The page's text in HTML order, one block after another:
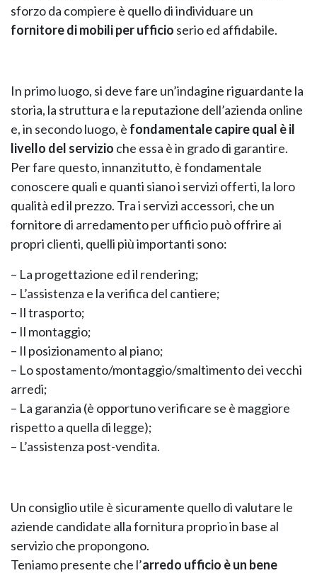
KOROS –
GIANO WOOD –
sforzo da compiere è quello di individuare un
fornitore di mobili per ufficio serio ed affidabile.
In primo luogo, si deve fare un’indagine riguardante la
storia, la struttura e la reputazione dell’azienda online
e, in secondo luogo, è fondamentale capire qual è il
livello del servizio che essa è in grado di garantire.
Per fare questo, innanzitutto, è fondamentale
conoscere quali e quanti siano i servizi offerti, la loro
qualità ed il prezzo. Tra i servizi accessori, che un
fornitore di arredamento per ufficio può offrire ai
propri clienti, quelli più importanti sono:
– La progettazione ed il rendering;
– L’assistenza e la verifica del cantiere;
– Il trasporto;
– Il montaggio;
– Il posizionamento al piano;
– Lo spostamento/montaggio/smaltimento dei vecchi
arredi;
– La garanzia (è opportuno verificare se è maggiore
rispetto a quella di legge);
– L’assistenza post-vendita.
Un consiglio utile è sicuramente quello di valutare le
aziende candidate alla fornitura proprio in base al
servizio che propongono.
Teniamo presente che l’arredo ufficio è un bene